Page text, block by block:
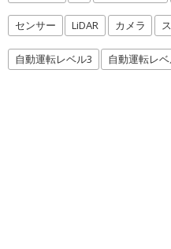
センサー LiDAR カメラ
自動運転レベル3 自動運転レ